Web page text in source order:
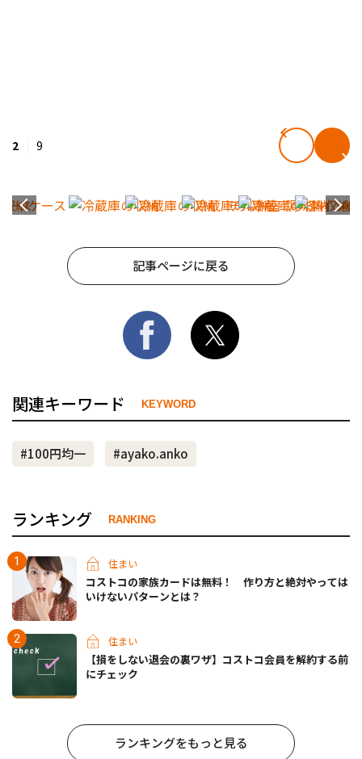
2 9
記事ページに戻る
関連キーワード KEYWORD
#100円均一 #ayako.anko
ランキング RANKING
住まい
コストコの家族カードは無料！ 作り方と絶対やっては
いけないパターンとは？
住まい
【損をしない退会の裏ワザ】コストコ会員を解約する前
にチェック
ランキングをもっと見る